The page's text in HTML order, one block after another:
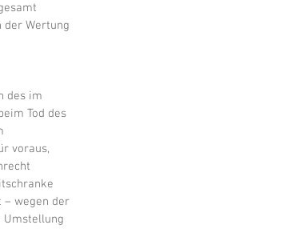
der Wertung
des im
Tod des
voraus,
– wegen der
Umstellung